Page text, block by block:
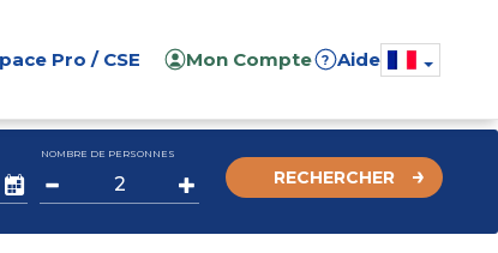
Pro / CSE Mon Compte ? Aide
NOMBRE DE PERSONNES
RECHERCHER